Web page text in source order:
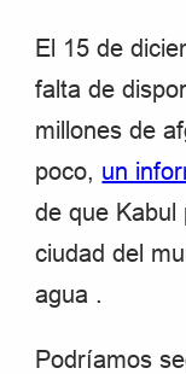
El 15 de
falta de
millones de
poco, un
de que
ciudad del
agua .
Podríamos